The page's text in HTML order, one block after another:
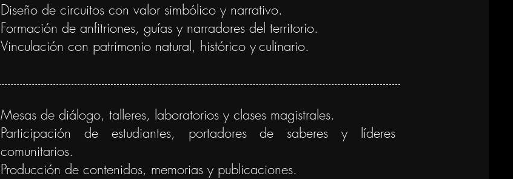
Diseño de circuitos con valor simbólico y narrativo.
Formación de anfitriones, guías y narradores del territorio.
Vinculación con patrimonio natural, histórico yculinario.
Mesas de diálogo, talleres, laboratorios y clases magistrales.
Participación de estudiantes, portadores de saberes y líderes
comunitarios.
Producción de contenidos, memorias y publicaciones.